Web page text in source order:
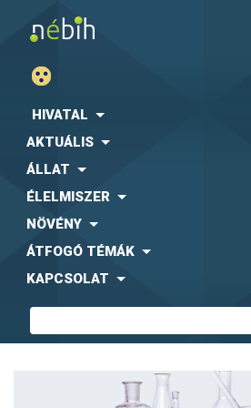
HIVATAL
AKTUÁLIS
ÁLLAT
ÉLELMISZER
NÖVÉNY
ÁTFOGÓ TÉMÁK
KAPCSOLAT